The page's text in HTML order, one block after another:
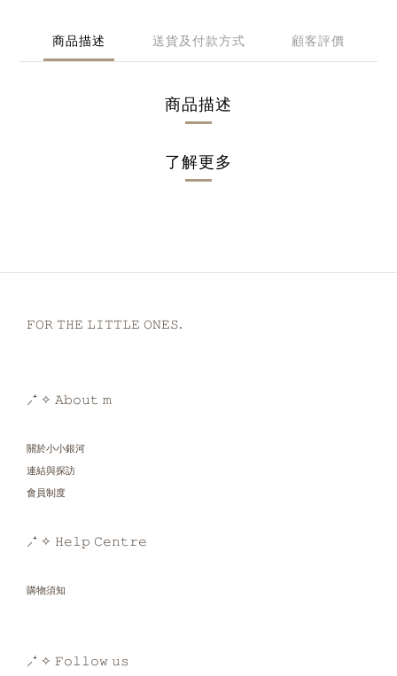
商品描述 送貨及付款方式 顧客評價
商品描述
了解更多
𝙵𝙾𝚁 𝚃𝙷𝙴 𝙻𝙸𝚃𝚃𝙻𝙴 𝙾𝙽𝙴𝚂.
⸝⁺ ✧ 𝙰𝚋𝚘𝚞𝚝 𝚖
關於小小銀河
連結與探訪
會員制度
⸝⁺ ✧ 𝙷𝚎𝚕𝚙 𝙲𝚎𝚗𝚝𝚛𝚎
購物須知
⸝⁺ ✧ 𝙵𝚘𝚕𝚕𝚘𝚠 𝚞𝚜